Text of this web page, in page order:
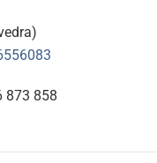
873 858